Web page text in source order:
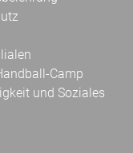
Camp
und Soziales